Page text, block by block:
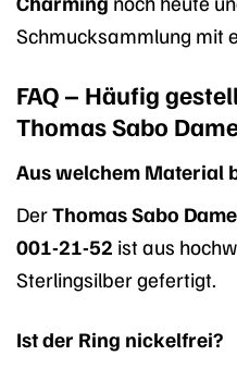
Schmucksammlung mit
FAQ – Häufig
Thomas Sabo
Aus welchem Material
DerThomas Sabo
001-21-52 ist aus
Sterlingsilber gefertigt.
Ist der Ring nickelfrei?